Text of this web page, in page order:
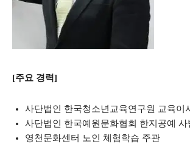
[주요 경력]
사단법인 한국청소년교육연구원 교육이
사단법인 한국예원문화협회 한지공예 사
영천문화센터 노인 체험학습 주관